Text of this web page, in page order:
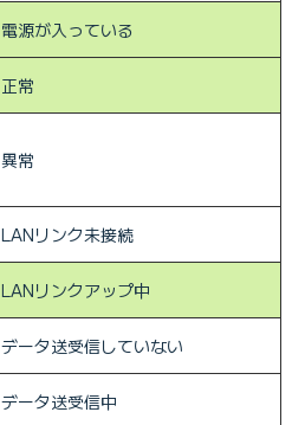
電源が入っている
正常
異常
LANリンク未接続
LANリンクアップ中
データ送受信していない
データ送受信中